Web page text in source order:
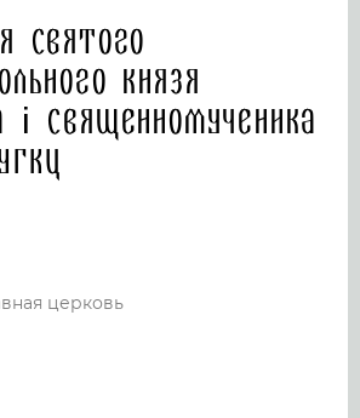
Святого
князя
і Священномученика
церковь